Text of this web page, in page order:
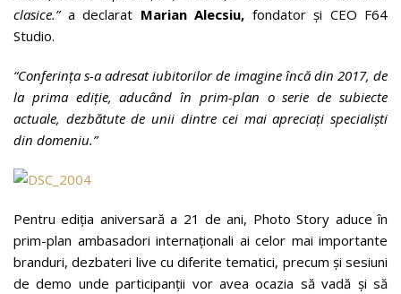
clasice.” a declarat Marian Alecsiu, fondator şi CEO F64
Studio.
“Conferința s-a adresat iubitorilor de imagine încă din 2017, de
la prima ediție, aducând în prim-plan o serie de subiecte
actuale, dezbătute de unii dintre cei mai apreciați specialiști
din domeniu.”
Pentru ediția aniversară a 21 de ani, Photo Story aduce în
prim-plan ambasadori internaționali ai celor mai importante
branduri, dezbateri live cu diferite tematici, precum şi sesiuni
de demo unde participanţii vor avea ocazia să vadă şi să